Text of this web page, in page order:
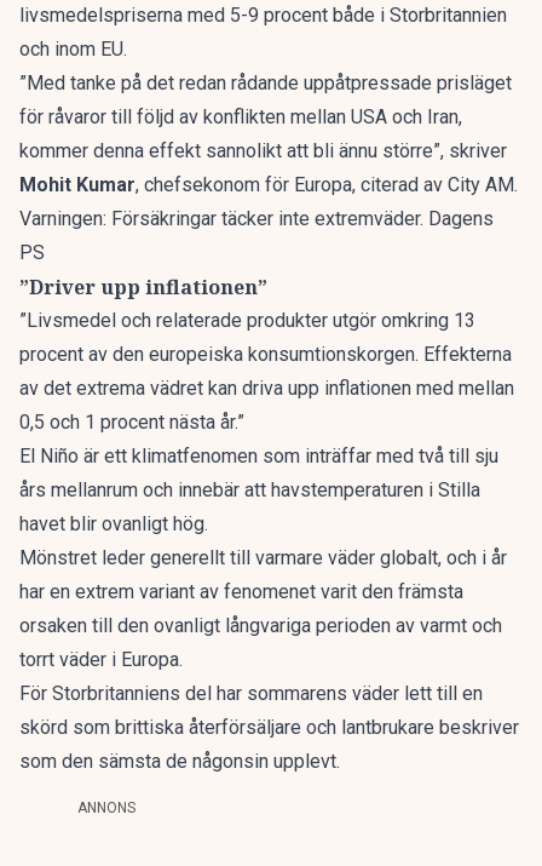
livsmedelspriserna med 5-9 procent både i Storbritannien
och inom EU.
”Med tanke på det redan rådande uppåtpressade prisläget
för råvaror till följd av konflikten mellan USA och Iran,
kommer denna effekt sannolikt att bli ännu större”, skriver
Mohit Kumar, chefsekonom för Europa, citerad av City AM.
Varningen: Försäkringar täcker inte extremväder. Dagens
PS
”Driver upp inflationen”
”Livsmedel och relaterade produkter utgör omkring 13
procent av den europeiska konsumtionskorgen. Effekterna
av det extrema vädret kan driva upp inflationen med mellan
0,5 och 1 procent nästa år.”
El Niño är ett klimatfenomen som inträffar med två till sju
års mellanrum och innebär att havstemperaturen i Stilla
havet blir ovanligt hög.
Mönstret leder generellt till varmare väder globalt, och i år
har en extrem variant av fenomenet varit den främsta
orsaken till den ovanligt långvariga perioden av varmt och
torrt väder i Europa.
För Storbritanniens del har sommarens väder lett till en
skörd som brittiska återförsäljare och lantbrukare beskriver
som den sämsta de någonsin upplevt.
ANNONS